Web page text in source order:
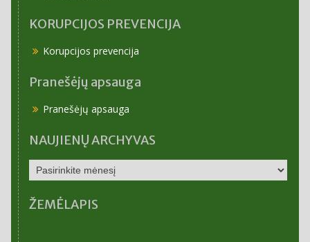
KORUPCIJOS PREVENCIJA
Korupcijos prevencija
Pranešėjų apsauga
Pranešėjų apsauga
NAUJIENŲ ARCHYVAS
NAUJIENŲ
ARCHYVAS
ŽEMĖLAPIS